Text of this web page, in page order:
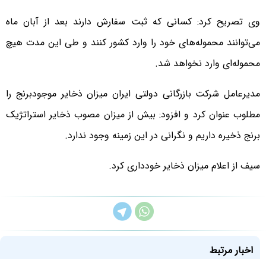
وی تصریح کرد: کسانی که ثبت سفارش دارند بعد از آبان ماه
می‌توانند محموله‌های خود را وارد کشور کنند و طی این مدت هیچ
محموله‌ای وارد نخواهد شد.
مدیرعامل شرکت بازرگانی دولتی ایران میزان ذخایر موجودبرنج را
مطلوب عنوان کرد و افزود: بیش از میزان مصوب ذخایر استراتژیک
برنج ذخیره داریم و نگرانی در این زمینه وجود ندارد.
سیف از اعلام میزان ذخایر خودداری کرد.
اخبار مرتبط